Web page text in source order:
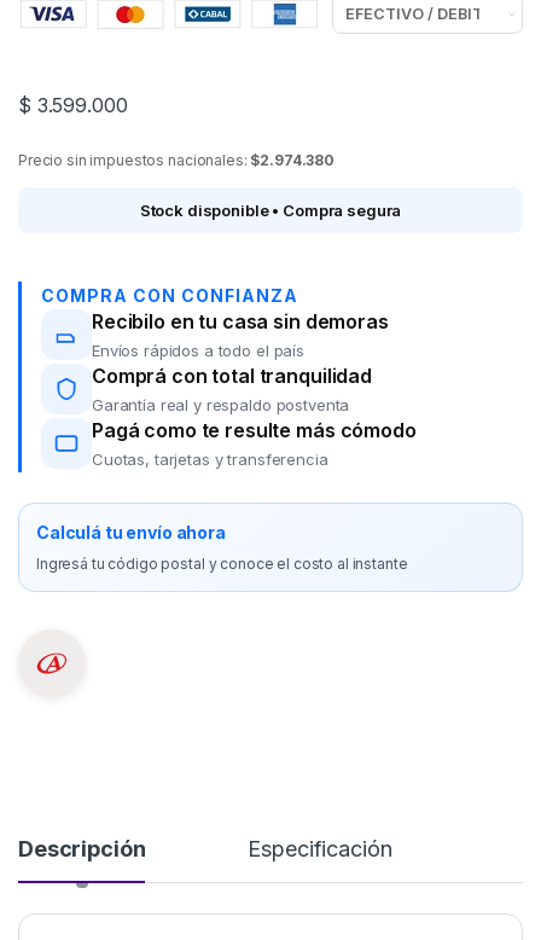
$ 3.599.000
Precio sin impuestos nacionales: $2.974.380
Stock disponible • Compra segura
COMPRA CON CONFIANZA
Recibilo en tu casa sin demoras
Envíos rápidos a todo el país
Comprá con total tranquilidad
Garantía real y respaldo postventa
Pagá como te resulte más cómodo
Cuotas, tarjetas y transferencia
Calculá tu envío ahora
Ingresá tu código postal y conoce el costo al instante
Descripción Especificación